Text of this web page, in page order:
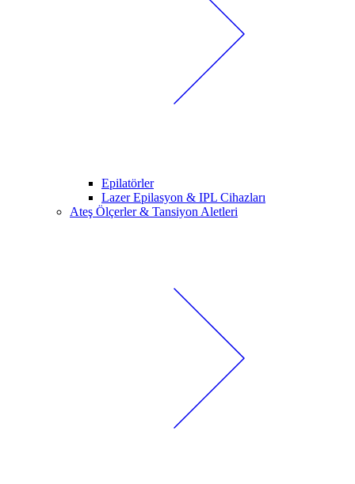
Epilatörler
Lazer Epilasyon & IPL Cihazları
Ateş Ölçerler & Tansiyon Aletleri